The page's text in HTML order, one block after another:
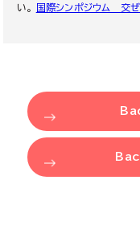
い。
国際シンポジウム 交ぜ